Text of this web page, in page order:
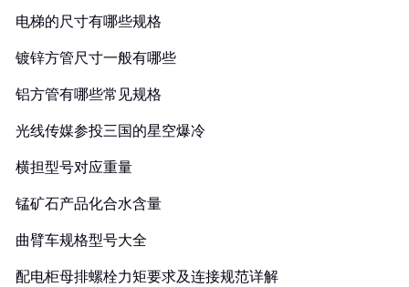
电梯的尺寸有哪些规格
镀锌方管尺寸一般有哪些
铝方管有哪些常见规格
光线传媒参投三国的星空爆冷
横担型号对应重量
锰矿石产品化合水含量
曲臂车规格型号大全
配电柜母排螺栓力矩要求及连接规范详解